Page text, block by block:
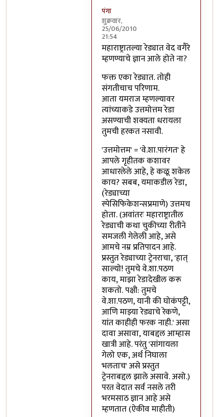
पंगा
शुक्रवार,
25/06/2010
21:54
In reply toएक शंकाbyसहज
महाराष्ट्रातल्या रेड्यात वेद वगैरे
म्हणण्याचे ज्ञान आले होते ना?
फक्त एका रेड्यात. तोही
संगतीचाच परिणाम.
आता यमराज म्हणल्यावर
त्यांच्याकडे उत्तमोत्तम रेडा
असण्याची शक्यता धरायला
तुमची हरकत नसावी.
'उत्तमोत्तम' = 'वे.शा.पारंगत' हे
आपले गृहीतक कशावर
आधारलेले आहे, हे कळू शकेल
काय? सबब, यमाकडील रेडा,
(रेड्याच्या
स्पेसिफिकेशन्सप्रमाणे) उत्तमच
होता. (अवांतरः महाराष्ट्रातील
रेड्याची कथा चुकीच्या रीतीने
समजली गेलेली आहे, असे
आमचे नम्र प्रतिपादन आहे.
प्रस्तुत रेड्याच्या ट्रेनराचा, 'हात्
साल्यो! तुमचे वे.शा.पठण
काय, माझा रेडादेखील करू
शकतो. पक्षी: तुमचे
वे.शा.पठण, यानी की घोकंपट्टी,
आणि माझ्या रेड्याचे रेकणे,
यांत काहीही फरक नाही.' असा
दावा असावा, याबद्दल आम्हास
खात्री आहे. परंतु 'सांगायला
गेलो एक, अर्थ निघाला
भलताच' असे प्रस्तुत
ट्रेनराबद्दल झाले असावे. असो.)
परत वेदात सर्व नसले तरी
भरमसाठ ज्ञान आहे असे
म्हणतात (ऐकीव माहीती)